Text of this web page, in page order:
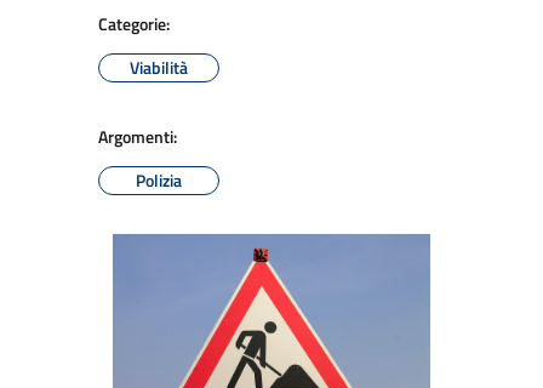
Categorie:
Viabilità
Argomenti:
Polizia